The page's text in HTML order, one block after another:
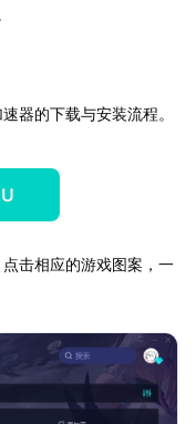
器的下载与安装流程。
击相应的游戏图案，一